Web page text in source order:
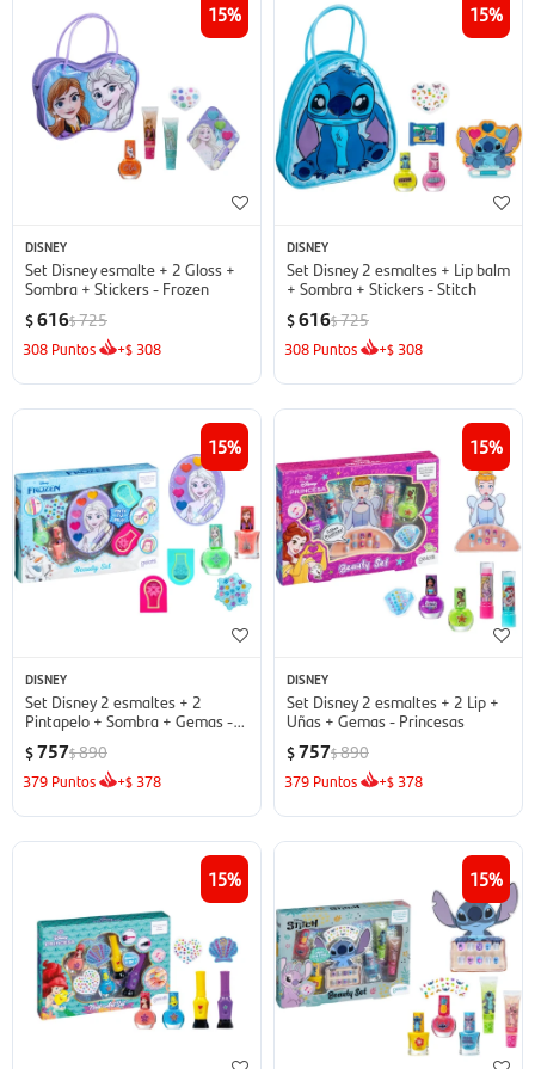
15
DISNEY
Set Disney esmalte + 2 Gloss +
Sombra + Stickers - Frozen
$616$725
308 Puntos +$308
15
DISNEY
Set Disney 2 esmaltes + Lip balm
+ Sombra + Stickers - Stitch
$616$725
308 Puntos +$308
15
DISNEY
Set Disney 2 esmaltes + 2
Pintapelo + Sombra + Gemas -
Frozen
$757$890
379 Puntos +$378
15
DISNEY
Set Disney 2 esmaltes + 2 Lip +
Uñas + Gemas - Princesas
$757$890
379 Puntos +$378
15 15